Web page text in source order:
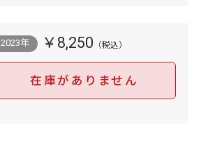
2023年 ￥8,250
在庫がありません